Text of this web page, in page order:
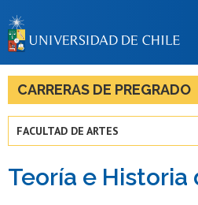
LA
CARRERAS DE PREGRADO
FACULTAD DE ARTES
Teoría e Historia